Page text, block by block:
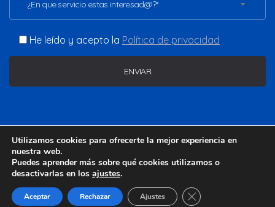
¿En que servicio estas interesad@?*
He leído y acepto la Política de privacidad
derechos reservados.
Aviso legal Política de privacidad Política de cookies
Utilizamos cookies para ofrecerte la mejor experiencia en
nuestra web.
Puedes aprender más sobre qué cookies utilizamos o
desactivarlas en los ajustes.
Aceptar Rechazar Ajustes Cerrar el banner de